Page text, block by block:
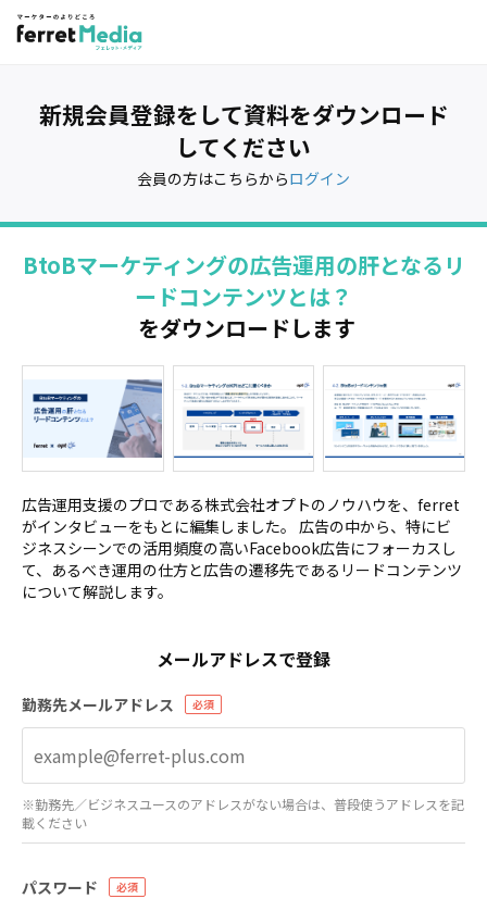
新規会員登録をして資料をダウンロード
してください
会員の方はこちらからログイン
BtoBマーケティングの広告運用の肝となるリ
ードコンテンツとは？
をダウンロードします
広告運用支援のプロである株式会社オプトのノウハウを、ferret
がインタビューをもとに編集しました。 広告の中から、特にビ
ジネスシーンでの活用頻度の高いFacebook広告にフォーカスし
て、あるべき運用の仕方と広告の遷移先であるリードコンテンツ
について解説します。
メールアドレスで登録
勤務先メールアドレス
※勤務先／ビジネスユースのアドレスがない場合は、普段使うアドレスを記
載ください
パスワード